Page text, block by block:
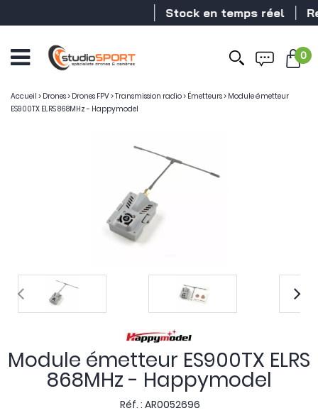
Stock en temps réel
0
Accueil > Drones> Drones FPV>Transmission radio> Émetteurs> Module émetteur
ES900TX ELRS 868MHz - Happymodel
Module émetteur ES900TX ELRS
868MHz - Happymodel
Réf. : AR0052696